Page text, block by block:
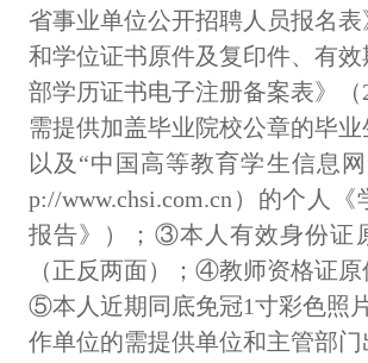
省事业单位公开招聘人员报名
和学位证书原件及复印件、有
部学历证书电子注册备案表》（
需提供加盖毕业院校公章的毕
以及“中国高等教育学生信息
p://www.chsi.com.cn）的个人
报告》）；③本人有效身份证
（正反两面）；④教师资格证原
⑤本人近期同底免冠1寸彩色照
作单位的需提供单位和主管部门